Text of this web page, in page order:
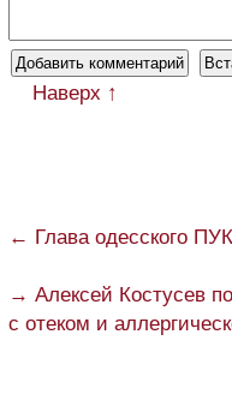
Наверх ↑
← Глава одесского
→ Алексей Костусев
с отеком и